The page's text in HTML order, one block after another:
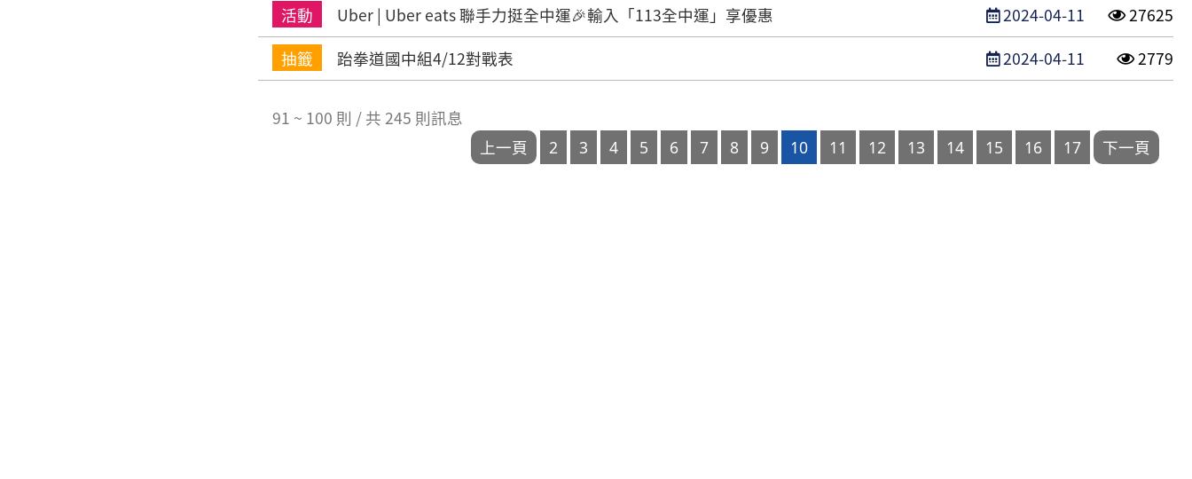
活動
Uber | Uber eats 聯手力挺全中運🎉輸入「113全中運」享優惠 發布日期
2024-04-11 點閱次數
27625
抽籤
跆拳道國中組4/12對戰表 發布日期
2024-04-11 點閱次
2779
91 ~ 100 則 / 共 245 則訊息